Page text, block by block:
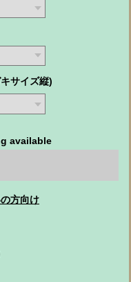
サイズ縦)
available
方向け